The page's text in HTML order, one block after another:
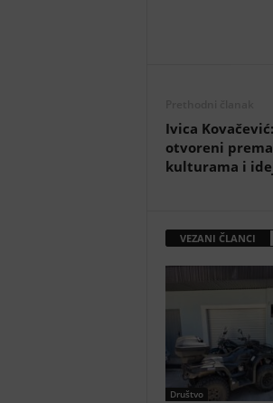
Ivica
otvoreni
kulturama i
VEZANI ČLANCI
Društvo